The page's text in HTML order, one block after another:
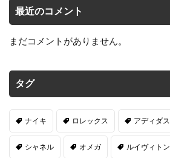
最近のコメント
まだコメントがありません。
タグ
ナイキ ロレックス アディダス
シャネル オメガ ルイヴィトン